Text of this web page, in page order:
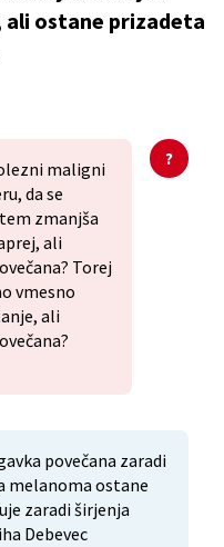
ali ostane prizadeta
maligni
da se
zmanjša
ali
Torej
vmesno
ali
povečana zaradi
melanoma ostane
zaradi širjenja
Debevec